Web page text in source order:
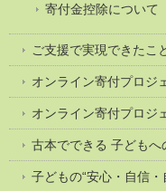
寄付金控除について
ご支援で実現できたこ
オンライン寄付プロジ
オンライン寄付プロジ
古本でできる 子どもへ
子どもの“安心・自信